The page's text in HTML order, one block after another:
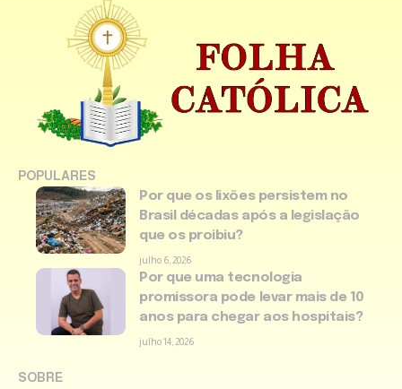
POPULARES
Por que os lixões persistem no
Brasil décadas após a legislação
que os proibiu?
julho 6, 2026
Por que uma tecnologia
promissora pode levar mais de 10
anos para chegar aos hospitais?
julho 14, 2026
SOBRE